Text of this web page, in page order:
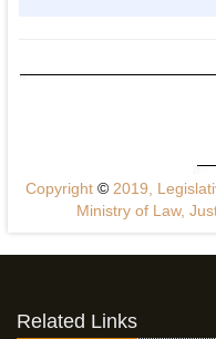
Copyright ©2019,
Ministry of Law,
Related Links